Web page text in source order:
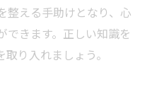
整える手助けとなり、心
できます。正しい知識を
り入れましょう。